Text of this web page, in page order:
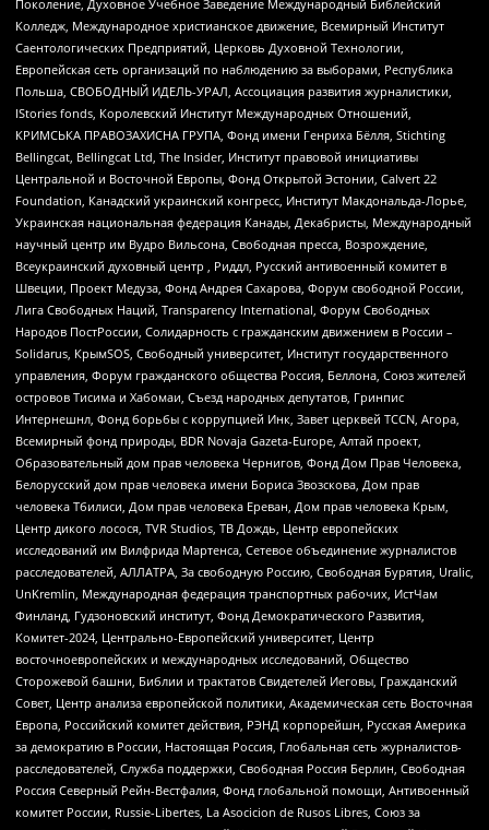
Поколение, Духовное Учебное Заведение Международный Библейский
Колледж, Международное христианское движение, Всемирный Институт
Саентологических Предприятий, Церковь Духовной Технологии,
Европейская сеть организаций по наблюдению за выборами, Республика
Польша, СВОБОДНЫЙ ИДЕЛЬ-УРАЛ, Ассоциация развития журналистики,
IStories fonds, Королевский Институт Международных Отношений,
КРИМСЬКА ПРАВОЗАХИСНА ГРУПА, Фонд имени Генриха Бёлля, Stichting
Bellingcat, Bellingcat Ltd, The Insider, Институт правовой инициативы
Центральной и Восточной Европы, Фонд Открытой Эстонии, Calvert 22
Foundation, Канадский украинский конгресс, Институт Макдональда-Лорье,
Украинская национальная федерация Канады, Декабристы, Международный
научный центр им Вудро Вильсона, Свободная пресса, Возрождение,
Всеукраинский духовный центр , Риддл, Русский антивоенный комитет в
Швеции, Проект Медуза, Фонд Андрея Сахарова, Форум свободной России,
Лига Свободных Наций, Transparеncy International, Форум Свободных
Народов ПостРоссии, Солидарность с гражданским движением в России –
Solidarus, КрымSOS, Свободный университет, Институт государственного
управления, Форум гражданского общества Россия, Беллона, Союз жителей
островов Тисима и Хабомаи, Съезд народных депутатов, Гринпис
Интернешнл, Фонд борьбы с коррупцией Инк, Завет церквей TCCN, Агора,
Всемирный фонд природы, BDR Novaja Gazeta-Europe, Алтай проект,
Образовательный дом прав человека Чернигов, Фонд Дом Прав Человека,
Белорусский дом прав человека имени Бориса Звозскова, Дом прав
человека Тбилиси, Дом прав человека Ереван, Дом прав человека Крым,
Центр дикого лосося, TVR Studios, ТВ Дождь, Центр европейских
исследований им Вилфрида Мартенса, Сетевое объединение журналистов
расследователей, АЛЛАТРА, За свободную Россию, Свободная Бурятия, Uralic,
UnKremlin, Международная федерация транспортных рабочих, ИстЧам
Финланд, Гудзоновский институт, Фонд Демократического Развития,
Комитет-2024, Центрально-Европейский университет, Центр
восточноевропейских и международных исследований, Общество
Сторожевой башни, Библии и трактатов Свидетелей Иеговы, Гражданский
Совет, Центр анализа европейской политики, Академическая сеть Восточная
Европа, Российский комитет действия, РЭНД корпорейшн, Русская Америка
за демократию в России, Настоящая Россия, Глобальная сеть журналистов-
расследователей, Служба поддержки, Свободная Россия Берлин, Свободная
Россия Северный Рейн-Вестфалия, Фонд глобальной помощи, Антивоенный
комитет России, Russie-Libertes, La Asocicion de Rusos Libres, Союз за